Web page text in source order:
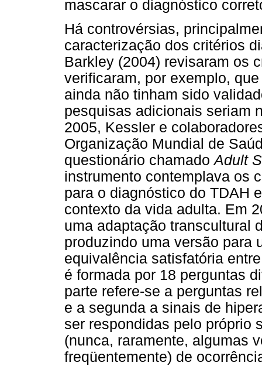
mascarar o diagnóstico
Há controvérsias,
caracterização dos critérios
Barkley (2004) revisaram os
verificaram, por exemplo,
ainda não tinham sido
pesquisas adicionais seriam
2005, Kessler e
Organização Mundial de
questionário chamadoAdult
instrumento contemplava os
para o diagnóstico do TDAH
contexto da vida adulta. Em
uma adaptação transcultural
produzindo uma versão para
equivalência satisfatória
é formada por 18 perguntas
parte refere-se a perguntas
e a segunda a sinais de
ser respondidas pelo próprio
(nunca, raramente, algumas
freqüentemente) de